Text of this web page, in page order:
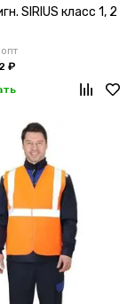
SIRIUS класс 1, 2
₽